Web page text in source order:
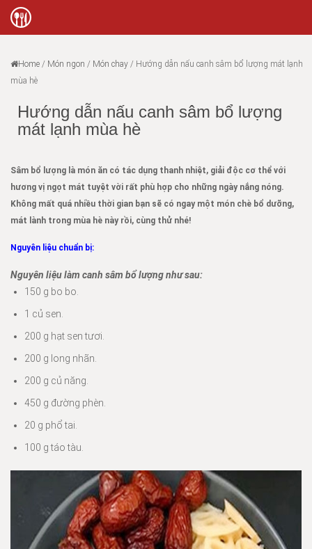
Home / Món ngon / Món chay / Hướng dẫn nấu canh sâm bổ lượng mát lạnh
mùa hè
Hướng dẫn nấu canh sâm bổ lượng
mát lạnh mùa hè
Sâm bổ lượng là món ăn có tác dụng thanh nhiệt, giải độc cơ thể với
hương vị ngọt mát tuyệt vời rất phù hợp cho những ngày nắng nóng.
Không mất quá nhiều thời gian bạn sẽ có ngay một món chè bổ dưỡng,
mát lành trong mùa hè này rồi, cùng thử nhé!
Nguyên liệu chuẩn bị:
Nguyên liệu làm canh sâm bổ lượng như sau:
150 g bo bo.
1 củ sen.
200 g hạt sen tươi.
200 g long nhãn.
200 g củ năng.
450 g đường phèn.
20 g phổ tai.
100 g táo tàu.